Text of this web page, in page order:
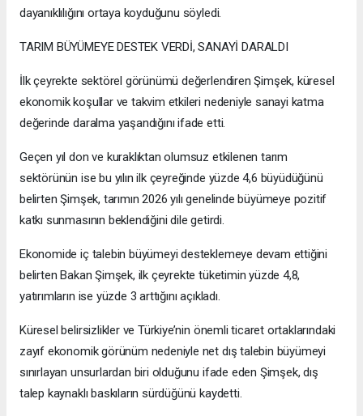
dayanıklılığını ortaya koyduğunu söyledi.
TARIM BÜYÜMEYE DESTEK VERDİ, SANAYİ DARALDI
İlk çeyrekte sektörel görünümü değerlendiren Şimşek, küresel
ekonomik koşullar ve takvim etkileri nedeniyle sanayi katma
değerinde daralma yaşandığını ifade etti.
Geçen yıl don ve kuraklıktan olumsuz etkilenen tarım
sektörünün ise bu yılın ilk çeyreğinde yüzde 4,6 büyüdüğünü
belirten Şimşek, tarımın 2026 yılı genelinde büyümeye pozitif
katkı sunmasının beklendiğini dile getirdi.
Ekonomide iç talebin büyümeyi desteklemeye devam ettiğini
belirten Bakan Şimşek, ilk çeyrekte tüketimin yüzde 4,8,
yatırımların ise yüzde 3 arttığını açıkladı.
Küresel belirsizlikler ve Türkiye’nin önemli ticaret ortaklarındaki
zayıf ekonomik görünüm nedeniyle net dış talebin büyümeyi
sınırlayan unsurlardan biri olduğunu ifade eden Şimşek, dış
talep kaynaklı baskıların sürdüğünü kaydetti.